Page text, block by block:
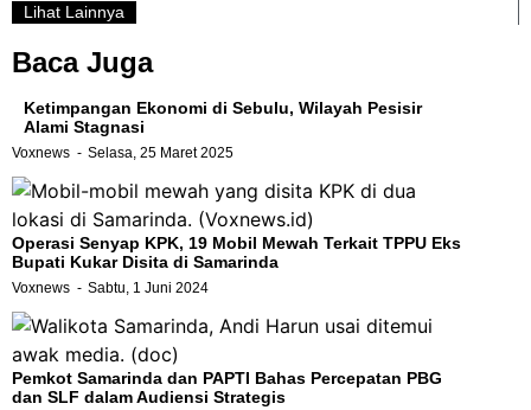
Lihat Lainnya
Baca Juga
Ketimpangan Ekonomi di Sebulu, Wilayah Pesisir
Alami Stagnasi
Voxnews Selasa, 25 Maret 2025
Operasi Senyap KPK, 19 Mobil Mewah Terkait TPPU Eks
Bupati Kukar Disita di Samarinda
Voxnews Sabtu, 1 Juni 2024
Pemkot Samarinda dan PAPTI Bahas Percepatan PBG
dan SLF dalam Audiensi Strategis